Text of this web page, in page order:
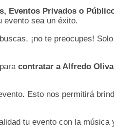
Eventos Privados o
evento sea un éxito.
¡no te preocupes! Solo
contratar a Alfredo
Esto nos permitirá
tu evento con la música